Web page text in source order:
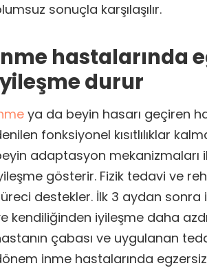
sonuçla karşılaşılır.
hastalarında
durur
ya da beyin hasarı geçiren
fonksiyonel kısıtlılıklar
adaptasyon mekanizmaları
gösterir. Fizik tedavi ve
destekler. İlk 3 aydan
kendiliğinden iyileşme daha
çabası ve uygulanan
inme hastalarında